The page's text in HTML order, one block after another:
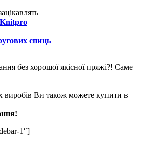
спиць
без хорошої якісної пряжі?! Саме
виробів Ви також можете купити в
1″]